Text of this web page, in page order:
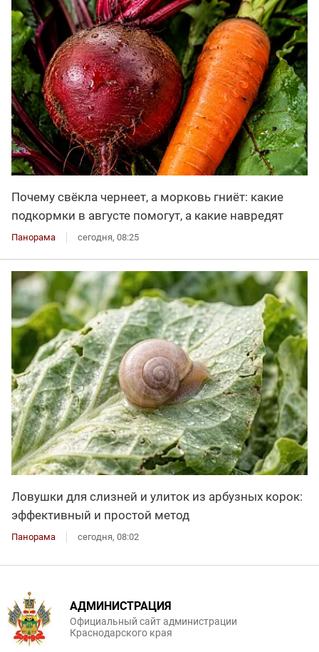
Почему свёкла чернеет, а морковь гниёт: какие
подкормки в августе помогут, а какие навредят
Панорама сегодня, 08:25
Ловушки для слизней и улиток из арбузных корок:
эффективный и простой метод
Панорама сегодня, 08:02
АДМИНИСТРАЦИЯ
Официальный сайт администрации
Краснодарского края